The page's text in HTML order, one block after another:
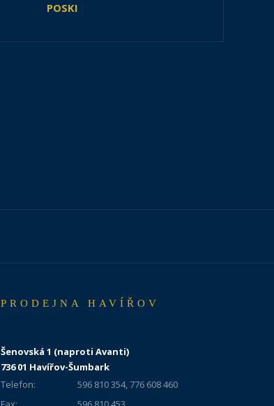
POSKI
PRODEJNA HAVÍŘOV
Šenovská 1 (naproti Avanti)
736 01 Havířov-Šumbark
Telefon:
596 810 354, 776 608 460